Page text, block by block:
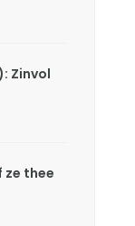
Zinvol
ze thee